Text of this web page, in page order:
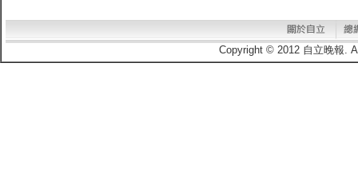
Copyright © 2012 自立晚報.